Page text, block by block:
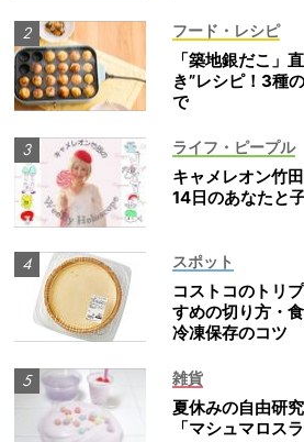
フード・レシピ
「築地銀だこ」
き”レシピ！3種
で
ライフ・ピープル
キャメレオン竹
14日のあなたと
スポット
コストコのトリ
すめの切り方・
冷凍保存のコツ
雑貨
夏休みの自由研
「マシュマロス